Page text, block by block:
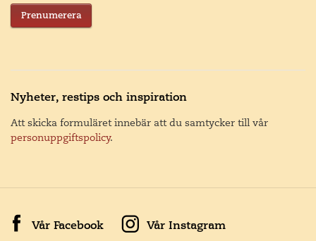
Prenumerera
Nyheter, restips och inspiration
Att skicka formuläret innebär att du samtycker till vår
personuppgiftspolicy.
Vår Facebook Vår Instagram